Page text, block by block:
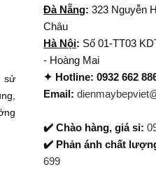
sử
Đà Nẵng: 323 Nguyễn
Châu
Hà Nội: Số 01-TT03
- Hoàng Mai
✦ Hotline: 0932 662
Email:
✔️ Chào hàng, giá sỉ:
✔️ Phản ánh chất
699